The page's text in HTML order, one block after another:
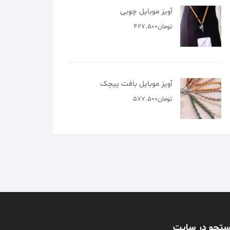
آویز موبایل چوبی
تومان427.500
آویز موبایل بافت پیچک
تومان577.500